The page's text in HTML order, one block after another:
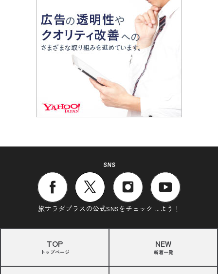
SNS
旅サラダプラスの公式SNSをチェックしよう！
TOP
トップページ
NEW
新着一覧